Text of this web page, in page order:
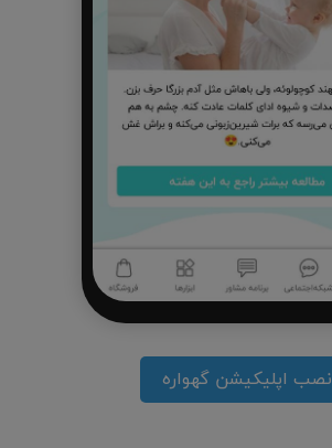
نصب اپلیکیشن گهواره